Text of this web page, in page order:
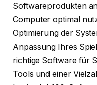
Softwareprodukten
Computer optimal
Optimierung der
Anpassung Ihres
richtige Software für
Tools und einer